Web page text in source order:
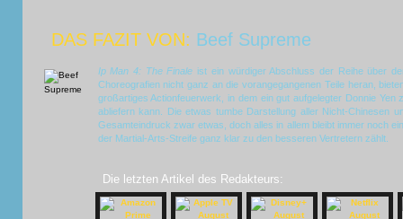
DAS FAZIT VON: Beef Supreme
Ip Man 4: The Finale ist ein würdiger Abschluss der Reihe über
Choreografien nicht ganz an die vorangegangenen Teile heran,
großartiges Actionfeuerwerk, in dem ein gut aufgelegter Donnie
abliefern kann. Die etwas tumbe Darstellung aller Nicht-Chinesen
Gesamteindruck zwar etwas, doch alles in allem bleibt immer noch
der Martial-Arts-Streife ganz klar zu den besseren Vertretern zählt.
Die letzten Artikel des Redakteurs: